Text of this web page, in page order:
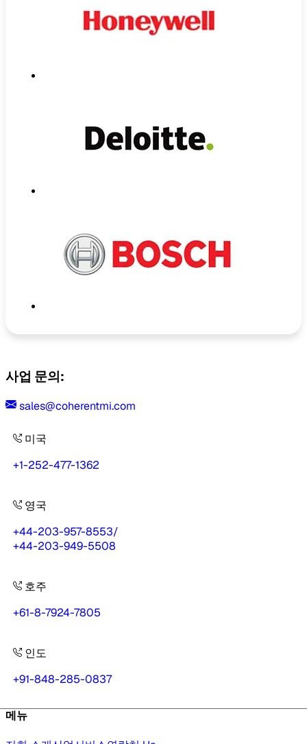
사업 문의:
sales@coherentmi.com
미국
+1-252-477-1362
영국
+44-203-957-8553/
+44-203-949-5508
호주
+61-8-7924-7805
인도
+91-848-285-0837
메뉴